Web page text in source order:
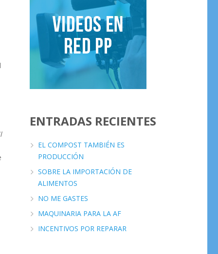
ENTRADAS RECIENTES
EL COMPOST TAMBIÉN ES
PRODUCCIÓN
SOBRE LA IMPORTACIÓN DE
ALIMENTOS
NO ME GASTES
MAQUINARIA PARA LA AF
INCENTIVOS POR REPARAR